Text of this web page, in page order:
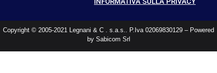
Copyright © 2005-2021 Legnani & C . s.a.s.. P.Iva 02069830129 – Powered
by Sabicom Srl